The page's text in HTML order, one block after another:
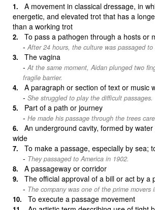
A movement in classical dressage, in
energetic, and elevated trot that has a
than a working trot
To pass a pathogen through a hosts or
After 24 hours, the culture was passaged to
The vagina
At the same moment, Aidan plunged two
fragile barrier.
A paragraph or section of text or music
She struggled to play the difficult passages.
Part of a path or journey
He made his passage through the trees
An underground cavity, formed by
wide
To make a passage, especially by sea;
They passaged to America in 1902.
A passageway or corridor
The official approval of a bill or act by a
The company was one of the prime
To execute a passage movement